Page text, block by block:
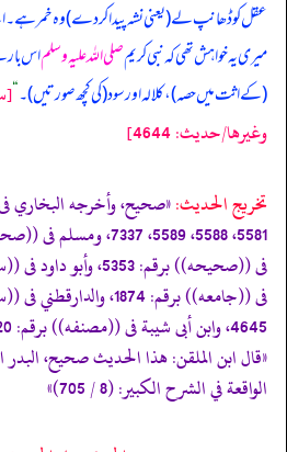
عقل کو ڈھانپ لے (یعنی نشہ پیدا کر دے) وہ خمر
میری یہ خواہش تھی کہ نبی کریمصلی اللہ علیہ وسلماس
(کے اثت میں حصہ)، کلالہ اور سود (کی کچھ صورتیں)۔“
وغيرها/حدیث: 4644]
تخریج الحدیث:
4645، وابن أبى شيبة فى ((مصنفه)) برقم: 24220، 24224»
«‏‏‏‏قال ابن الملقن: هذا الحديث صحيح، البدر
الواقعة في الشرح الكبير: (8 / 705)»